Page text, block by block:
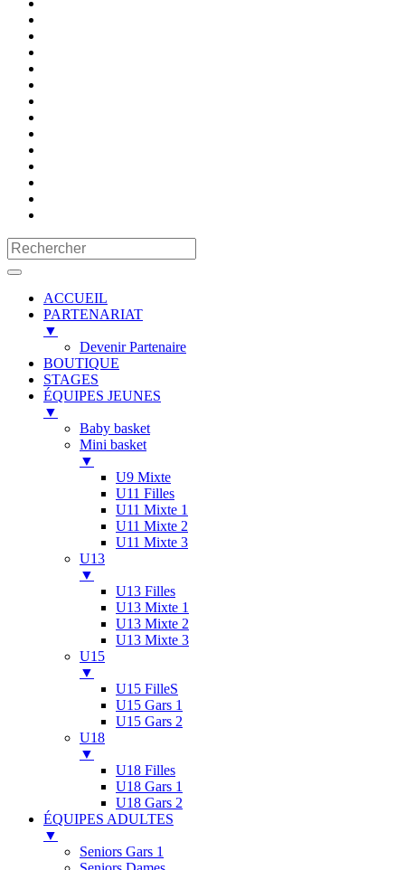
ACCUEIL
PARTENARIAT
▼
Devenir Partenaire
BOUTIQUE
STAGES
ÉQUIPES JEUNES
▼
Baby basket
Mini basket
▼
U9 Mixte
U11 Filles
U11 Mixte 1
U11 Mixte 2
U11 Mixte 3
U13
▼
U13 Filles
U13 Mixte 1
U13 Mixte 2
U13 Mixte 3
U15
▼
U15 FilleS
U15 Gars 1
U15 Gars 2
U18
▼
U18 Filles
U18 Gars 1
U18 Gars 2
ÉQUIPES ADULTES
▼
Seniors Gars 1